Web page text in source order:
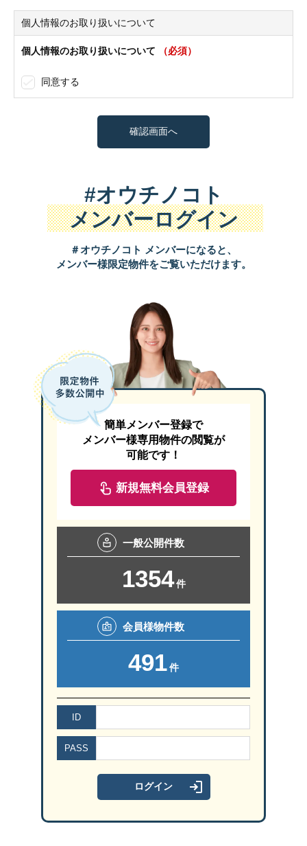
個人情報のお取り扱いについて
個人情報のお取り扱いについて （必須）
同意する
#オウチノコト
メンバーログイン
＃オウチノコト メンバーになると、
メンバー様限定物件をご覧いただけます。
簡単メンバー登録で
メンバー様専用物件の閲覧が
可能です！
新規無料会員登録
一般公開件数
1354 件
会員様物件数
491件
ID
PASS